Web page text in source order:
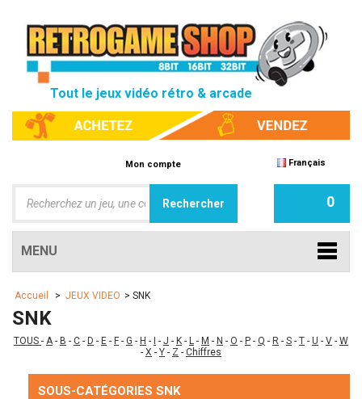
Tout le jeux vidéo rétro & arcade
Mon compte Français
0
MENU
Accueil > JEUX VIDEO > SNK
SNK
TOUS - A- B - C - D - E - F - G - H - - J - K - L - M - N - O - P - Q - R - S - T - U - V - W
- X - Y - Z - Chiffres
SOUS-CATÉGORIES SNK